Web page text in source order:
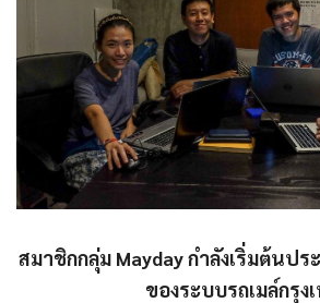
สมาชิกกลุ่ม Mayday กำลังเริ่มต้นป
ของระบบรถเมล์กรุง